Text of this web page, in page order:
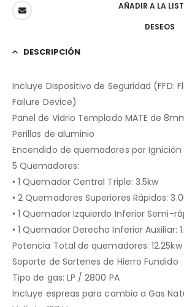
AÑADIR A LA
DESEOS
DESCRIPCIÓN
Incluye Dispositivo de Seguridad (FFD:
Failure Device)
Panel de Vidrio Templado MATE de
Perillas de aluminio
Encendido de quemadores por Ignición
5 Quemadores:
• 1 Quemador Central Triple: 3.5kw
• 2 Quemadores Superiores Rápidos:
• 1 Quemador Izquierdo Inferior Semi-
• 1 Quemador Derecho Inferior Auxiliar:
Potencia Total de quemadores: 12.25kw
Soporte de Sartenes de Hierro Fundido
Tipo de gas: LP / 2800 PA
Incluye espreas para cambio a Gas